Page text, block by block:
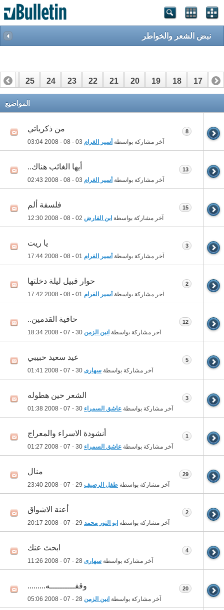
نبض الشعر والخواطر
16
17
18
19
20
21
22
23
24
25
26
45
46
المواضيع
من ذكرياتي
آخر مشاركة بواسطة أسير الغرام 03:04
8
أيها الغائب هناك..
آخر مشاركة بواسطة أسير الغرام 02:43
13
فلسفة ألم
آخر مشاركة بواسطة ابن الفارض 12:30
15
يا ريت
آخر مشاركة بواسطة أسير الغرام 17:44
3
حوار قبيل ليلة دخلتها
آخر مشاركة بواسطة أسير الغرام 17:42
2
حافية القدمين..
آخر مشاركة بواسطة انين الزمن 18:34
12
عيد سعيد حبيبي
آخر مشاركة بواسطة سهارى 01:41
5
الشعر حين هطوله
آخر مشاركة بواسطة عاشق السمراء 01:38
3
أنشودة الاسراء والمعراج
آخر مشاركة بواسطة عاشق السمراء 01:27
1
منال
آخر مشاركة بواسطة طفل الرصيف 23:40
29
أعنة الاشواق
آخر مشاركة بواسطة ابو النور محمد 20:17
2
ابحث عنك
آخر مشاركة بواسطة سهارى 11:26
4
وقفــــــــــه.........
آخر مشاركة بواسطة انين الزمن 05:06
20